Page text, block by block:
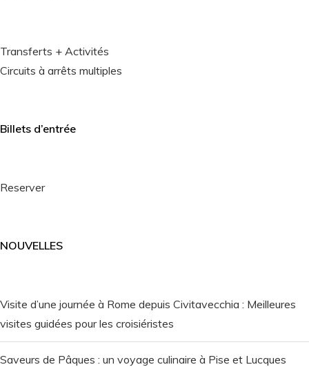
Transferts + Activités
Circuits à arrêts multiples
Billets d’entrée
Reserver
NOUVELLES
Visite d’une journée à Rome depuis Civitavecchia : Meilleures
visites guidées pour les croisiéristes
Saveurs de Pâques : un voyage culinaire à Pise et Lucques